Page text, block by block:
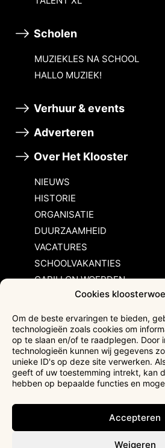
Cookies
Om de beste ervaringen te bieden,
technologieën zoals cookies om
op te slaan en/of te raadplegen. Door
technologieën kunnen wij gegevens
unieke ID's op deze site verwerken.
geeft of uw toestemming intrekt, kan
hebben op bepaalde functies en
Accepteren
Weigeren
Scholen
MUZIEKLES NA SCHOOL
HALLO MUZIEK!
Verhuur & events
Adverteren
Over Het Klooster
NIEUWS
HISTORIE
ORGANISATIE
DUURZAAMHEID
VACATURES
SCHOOLVAKANTIES
CARILLON WOERDEN
Inschrijvingsvoorwaarden
Bezoekersvoorwaarden
Huurvoorwaarden
Privacyverklaring
Ticketverkoop